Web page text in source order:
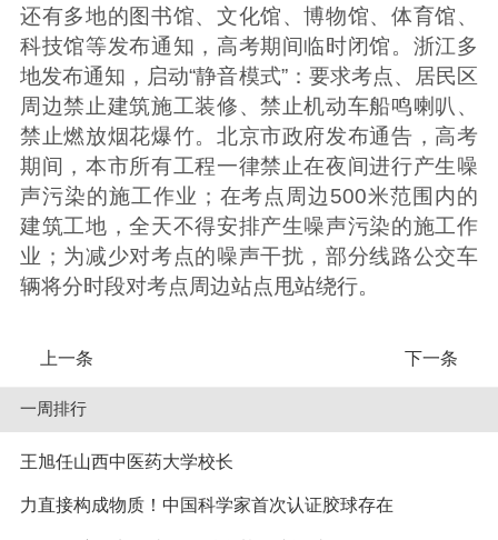
还有多地的图书馆、文化馆、博物馆、体育馆、
科技馆等发布通知，高考期间临时闭馆。浙江多
地发布通知，启动“静音模式”：要求考点、居民区
周边禁止建筑施工装修、禁止机动车船鸣喇叭、
禁止燃放烟花爆竹。北京市政府发布通告，高考
期间，本市所有工程一律禁止在夜间进行产生噪
声污染的施工作业；在考点周边500米范围内的
建筑工地，全天不得安排产生噪声污染的施工作
业；为减少对考点的噪声干扰，部分线路公交车
辆将分时段对考点周边站点甩站绕行。
上一条 下一条
一周排行
王旭任山西中医药大学校长
力直接构成物质！中国科学家首次认证胶球存在